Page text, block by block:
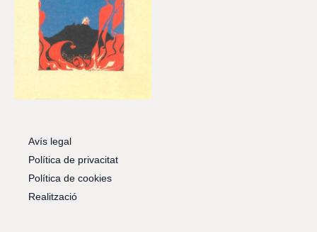
Avís legal
Política de privacitat
Política de cookies
Realització